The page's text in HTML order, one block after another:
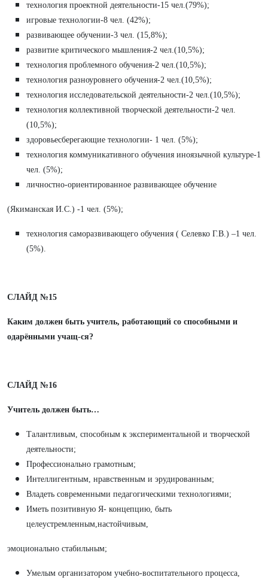
технология проектной деятельности-15 чел.(79%);
игровые технологии-8 чел. (42%);
развивающее обучении-3 чел. (15,8%);
развитие критического мышления-2 чел.(10,5%);
технология проблемного обучения-2 чел.(10,5%);
технология разноуровнего обучения-2 чел.(10,5%);
технология исследовательской деятельности-2 чел.(10,5%);
технология коллективной творческой деятельности-2 чел.
(10,5%);
здоровьесберегающие технологии- 1 чел. (5%);
технология коммуникативного обучения иноязычной культуре-1
чел. (5%);
личностно-ориентированное развивающее обучение
(Якиманская И.С.) -1 чел. (5%);
технология саморазвивающего обучения ( Селевко Г.В.) –1 чел.
(5%).
СЛАЙД №15
Каким должен быть учитель, работающий со способными и
одарёнными учащ-ся?
СЛАЙД №16
Учитель должен быть…
Талантливым, способным к экспериментальной и творческой
деятельности;
Профессионально грамотным;
Интеллигентным, нравственным и эрудированным;
Владеть современными педагогическими технологиями;
Иметь позитивную Я- концепцию, быть
целеустремленным,настойчивым,
эмоционально стабильным;
Умелым организатором учебно-воспитательного процесса,